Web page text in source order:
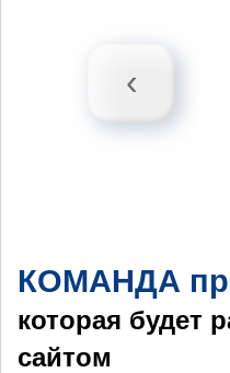
‹
КОМАНДА
которая будет
сайтом